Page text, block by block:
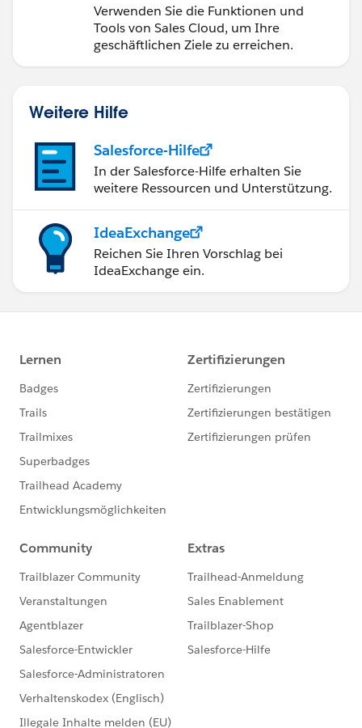
Verwenden Sie die Funktionen und
Tools von Sales Cloud, um Ihre
geschäftlichen Ziele zu erreichen.
Weitere Hilfe
Salesforce-Hilfe
In der Salesforce-Hilfe erhalten Sie
weitere Ressourcen und Unterstützung.
IdeaExchange
Reichen Sie Ihren Vorschlag bei
IdeaExchange ein.